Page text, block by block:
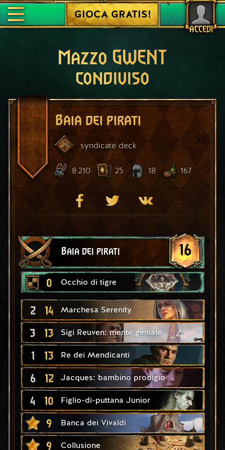
ACCEDI
GIOCA GRATIS!
Mazzo GWENT
condiviso
Baia dei pirati
syndicate deck
8.210 25 18 167
Baia dei pirati 16
0 Occhio di tigre
2 14 Marchesa Serenity
3 13 Sigi Reuven: mente geniale
1 13 Re dei Mendicanti
6 12 Jacques: bambino prodigio
4 10 Figlio-di-puttana Junior
9 Banca dei Vivaldi
9 Collusione